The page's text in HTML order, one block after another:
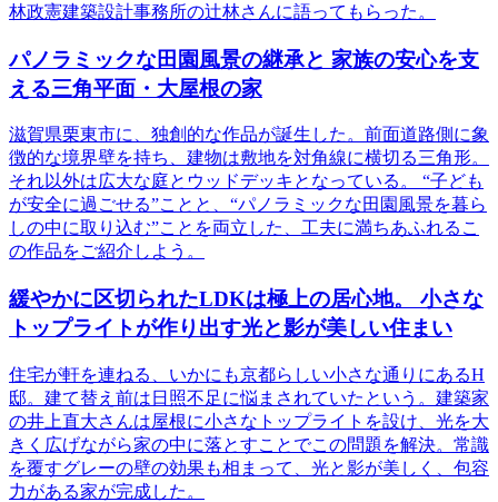
林政憲建築設計事務所の辻林さんに語ってもらった。
パノラミックな田園風景の継承と 家族の安心を支
える三角平面・大屋根の家
滋賀県栗東市に、独創的な作品が誕生した。前面道路側に象
徴的な境界壁を持ち、建物は敷地を対角線に横切る三角形。
それ以外は広大な庭とウッドデッキとなっている。 “子ども
が安全に過ごせる”ことと、“パノラミックな田園風景を暮ら
しの中に取り込む”ことを両立した、工夫に満ちあふれるこ
の作品をご紹介しよう。
緩やかに区切られたLDKは極上の居心地。 小さな
トップライトが作り出す光と影が美しい住まい
住宅が軒を連ねる、いかにも京都らしい小さな通りにあるH
邸。建て替え前は日照不足に悩まされていたという。建築家
の井上直大さんは屋根に小さなトップライトを設け、光を大
きく広げながら家の中に落とすことでこの問題を解決。常識
を覆すグレーの壁の効果も相まって、光と影が美しく、包容
力がある家が完成した。